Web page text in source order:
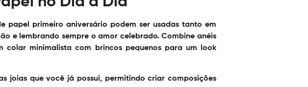
papel primeiro aniversário podem ser usadas tanto em
e lembrando sempre o amor celebrado. Combine anéis
colar minimalista com brincos pequenos para um look
joias que você já possui, permitindo criar composições